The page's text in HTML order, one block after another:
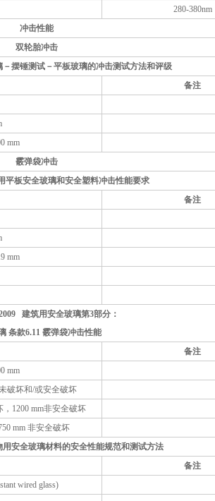
280-380nm
冲击性能
双轮胎冲击
－摆锤测试－平板玻璃的冲击测试方法和评级
备注
mm
霰弹袋冲击
平板安全玻璃和安全塑料冲击性能要求
备注
mm
建筑用安全玻璃第3部分：
条款6.11 霰弹袋冲击性能
备注
mm
破坏和/或安全破坏
，1200 mm非安全破坏
mm 非安全破坏
安全玻璃材料的安全性能规范和测试方法
备注
wired glass)